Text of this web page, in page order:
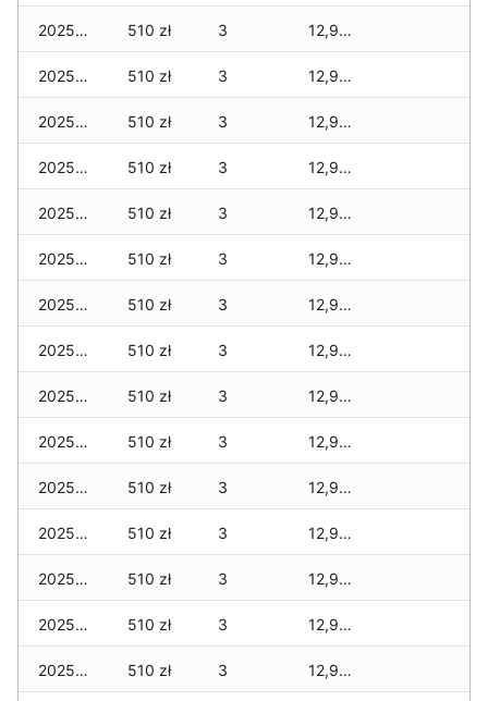
2025-12-18 510 zł 3 12,909 zł
2025-12-17 510 zł 3 12,909 zł
2025-12-16 510 zł 3 12,909 zł
2025-12-15 510 zł 3 12,909 zł
2025-12-14 510 zł 3 12,909 zł
2025-12-13 510 zł 3 12,909 zł
2025-12-12 510 zł 3 12,909 zł
2025-12-11 510 zł 3 12,909 zł
2025-12-10 510 zł 3 12,909 zł
2025-12-09 510 zł 3 12,909 zł
2025-12-08 510 zł 3 12,909 zł
2025-12-07 510 zł 3 12,909 zł
2025-12-06 510 zł 3 12,909 zł
2025-12-05 510 zł 3 12,909 zł
2025-12-04 510 zł 3 12,909 zł